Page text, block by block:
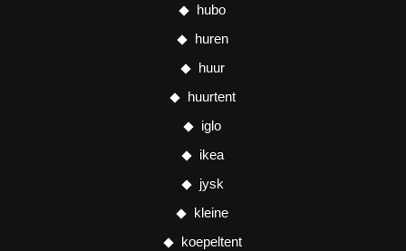
hubo
huren
huur
huurtent
iglo
ikea
jysk
kleine
koepeltent